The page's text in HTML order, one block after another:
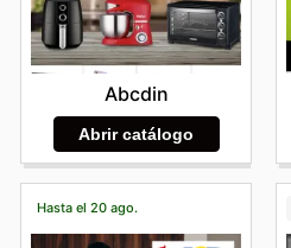
Abcdin
Abrir catálogo
Hasta el 20 ago.